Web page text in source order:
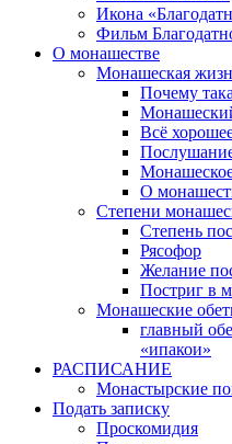
Икона
Фильм
О монашестве
Монашеская
Почему
Всё
О
Степени
Степень
Рясофор
Желание
Постриг в
Монашеские
главный
«ипакои»
РАСПИСАНИЕ
Монастырские
Подать записку
Проскомидия